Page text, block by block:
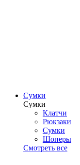
Сумки
Сумки
Клатчи
Рюкзаки
Сумки
Шоперы
Смотреть все